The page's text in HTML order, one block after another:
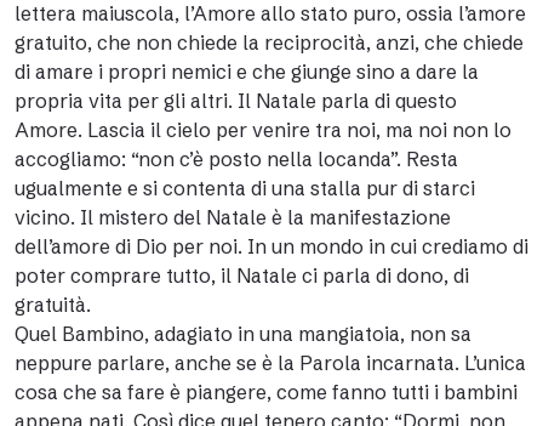
lettera maiuscola, l’Amore allo stato puro, ossia l’amore
gratuito, che non chiede la reciprocità, anzi, che chiede
di amare i propri nemici e che giunge sino a dare la
propria vita per gli altri. Il Natale parla di questo
Amore. Lascia il cielo per venire tra noi, ma noi non lo
accogliamo: “non c’è posto nella locanda”. Resta
ugualmente e si contenta di una stalla pur di starci
vicino. Il mistero del Natale è la manifestazione
dell’amore di Dio per noi. In un mondo in cui crediamo di
poter comprare tutto, il Natale ci parla di dono, di
gratuità.
Quel Bambino, adagiato in una mangiatoia, non sa
neppure parlare, anche se è la Parola incarnata. L’unica
cosa che sa fare è piangere, come fanno tutti i bambini
appena nati. Così dice quel tenero canto: “Dormi, non